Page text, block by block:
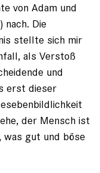
von Adam und
nach. Die
stellte sich mir
als Verstoß
und
erst dieser
der Mensch ist
was gut und böse